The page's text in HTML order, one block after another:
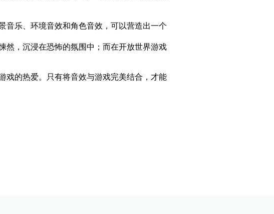
音乐、环境音效和角色音效，可以营造出一个
然，沉浸在恐怖的氛围中；而在开放世界游戏
戏的热爱。只有将音效与游戏完美结合，才能